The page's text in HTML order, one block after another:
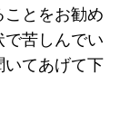
とをお勧め
で苦しんでい
いてあげて下